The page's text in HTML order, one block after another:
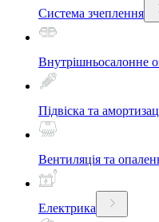
Система зчеплення
Внутрішньосалонне
Підвіска та
Вентиляція та
Електрика